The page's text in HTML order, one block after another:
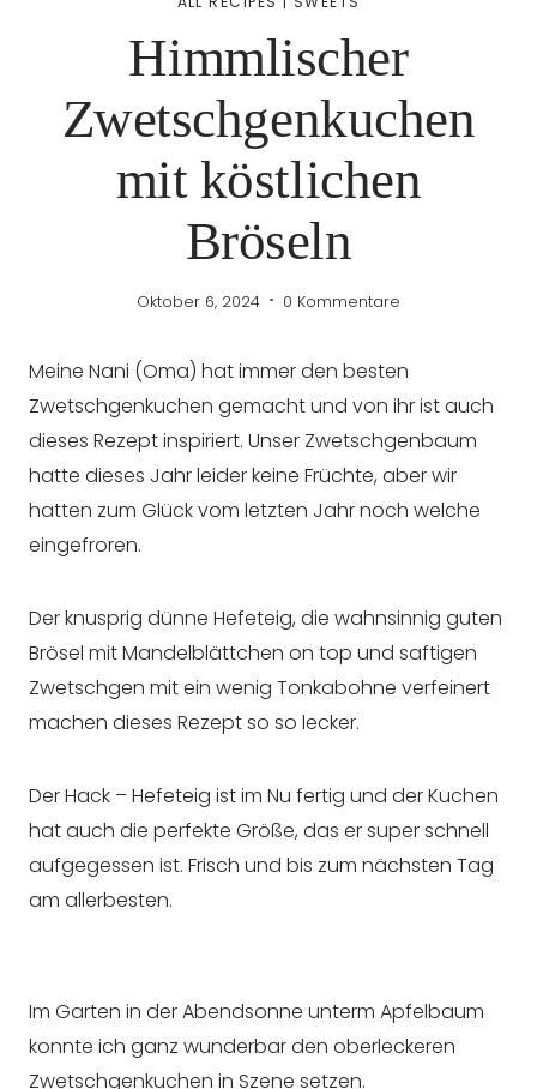
Himmlischer
Zwetschgenkuchen
mit köstlichen
Bröseln
Oktober 6, 2024 0 Kommentare
Meine Nani (Oma) hat immer den besten
Zwetschgenkuchen gemacht und von ihr ist auch
dieses Rezept inspiriert. Unser Zwetschgenbaum
hatte dieses Jahr leider keine Früchte, aber wir
hatten zum Glück vom letzten Jahr noch welche
eingefroren.
Der knusprig dünne Hefeteig, die wahnsinnig guten
Brösel mit Mandelblättchen on top und saftigen
Zwetschgen mit ein wenig Tonkabohne verfeinert
machen dieses Rezept so so lecker.
Der Hack – Hefeteig ist im Nu fertig und der Kuchen
hat auch die perfekte Größe, das er super schnell
aufgegessen ist. Frisch und bis zum nächsten Tag
am allerbesten.
Im Garten in der Abendsonne unterm Apfelbaum
konnte ich ganz wunderbar den oberleckeren
Zwetschgenkuchen in Szene setzen.